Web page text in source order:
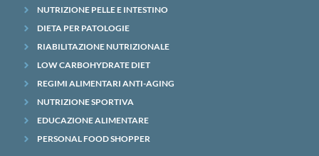
NUTRIZIONE PELLE E INTESTINO
DIETA PER PATOLOGIE
RIABILITAZIONE NUTRIZIONALE
LOW CARBOHYDRATE DIET
REGIMI ALIMENTARI ANTI-AGING
NUTRIZIONE SPORTIVA
EDUCAZIONE ALIMENTARE
PERSONAL FOOD SHOPPER